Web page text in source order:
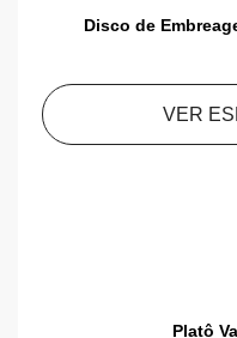
Disco de
VER
Platô